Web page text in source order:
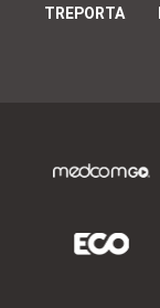
TREPORTA